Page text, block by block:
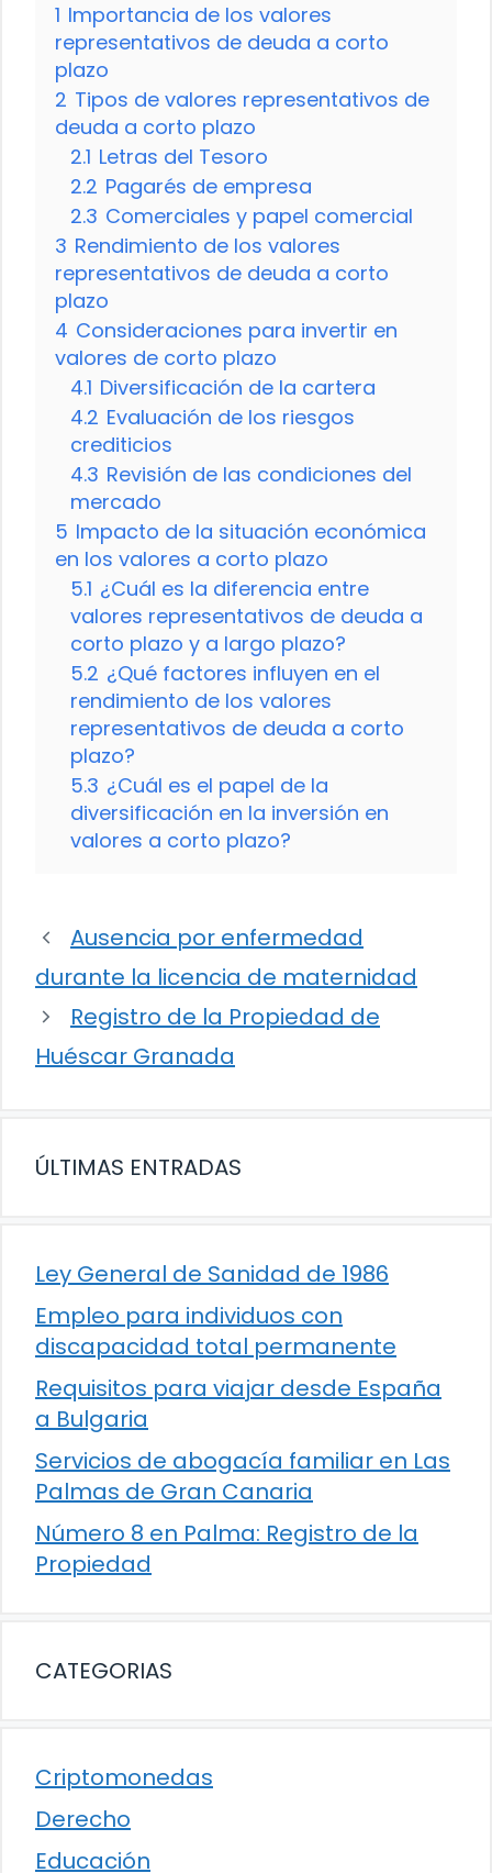
1 Importancia de los valores
representativos de deuda a corto
plazo
2 Tipos de valores representativos de
deuda a corto plazo
2.1 Letras del Tesoro
2.2 Pagarés de empresa
2.3 Comerciales y papel comercial
3 Rendimiento de los valores
representativos de deuda a corto
plazo
4 Consideraciones para invertir en
valores de corto plazo
4.1 Diversificación de la cartera
4.2 Evaluación de los riesgos
crediticios
4.3 Revisión de las condiciones del
mercado
5 Impacto de la situación económica
en los valores a corto plazo
5.1 ¿Cuál es la diferencia entre
valores representativos de deuda a
corto plazo y a largo plazo?
5.2 ¿Qué factores influyen en el
rendimiento de los valores
representativos de deuda a corto
plazo?
5.3 ¿Cuál es el papel de la
diversificación en la inversión en
valores a corto plazo?
Ausencia por enfermedad
durante la licencia de maternidad
Registro de la Propiedad de
Huéscar Granada
ÚLTIMAS ENTRADAS
Ley General de Sanidad de 1986
Empleo para individuos con
discapacidad total permanente
Requisitos para viajar desde España
a Bulgaria
Servicios de abogacía familiar en Las
Palmas de Gran Canaria
Número 8 en Palma: Registro de la
Propiedad
CATEGORIAS
Criptomonedas
Derecho
Educación